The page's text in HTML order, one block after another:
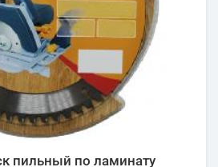
пильный по ламинату